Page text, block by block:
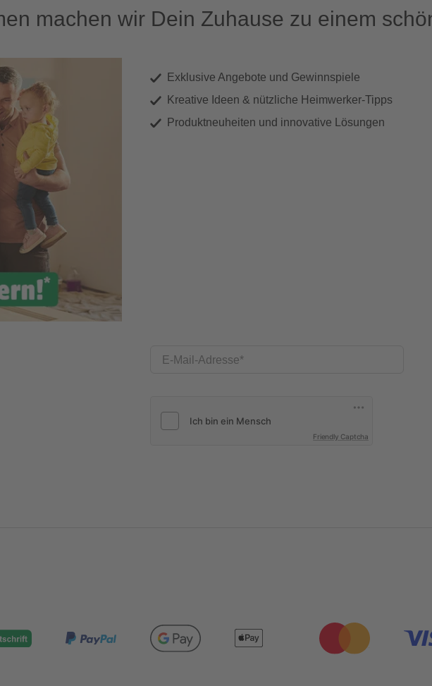
machen wir Dein Zuhause zu einem
Exklusive Angebote und Gewinnspiele
Kreative Ideen & nützliche Heimwerker-Tipps
Produktneuheiten und innovative Lösungen
E-Mail-Adresse
Friendly Captcha